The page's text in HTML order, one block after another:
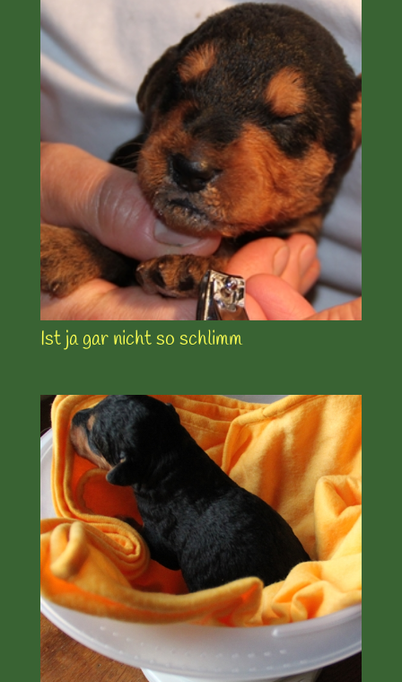
Ist ja gar nicht so schlimm